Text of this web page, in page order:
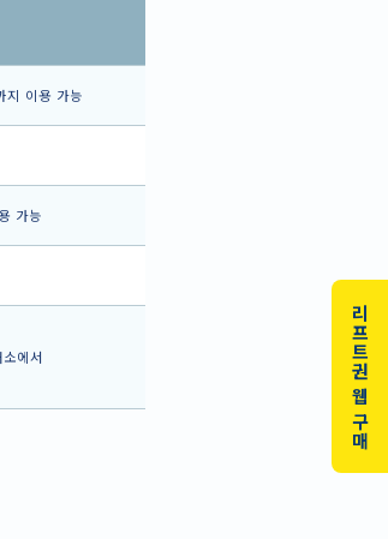
리프트권 웹 구매
이용 가능
가능
에서